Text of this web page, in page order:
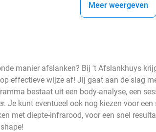
Meer weergeven
manier afslanken? Bij 't Afslankhuys
effectieve wijze af! Jij gaat aan de slag
bestaat uit een body-analyse, een
Je kunt eventueel ook nog kiezen voor een
met diepte-infrarood, voor een snel